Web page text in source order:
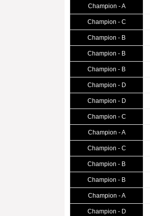
Champion - A
Champion - C
Champion - B
Champion - B
Champion - B
Champion - D
Champion - D
Champion - C
Champion - A
Champion - C
Champion - B
Champion - B
Champion - A
Champion - D